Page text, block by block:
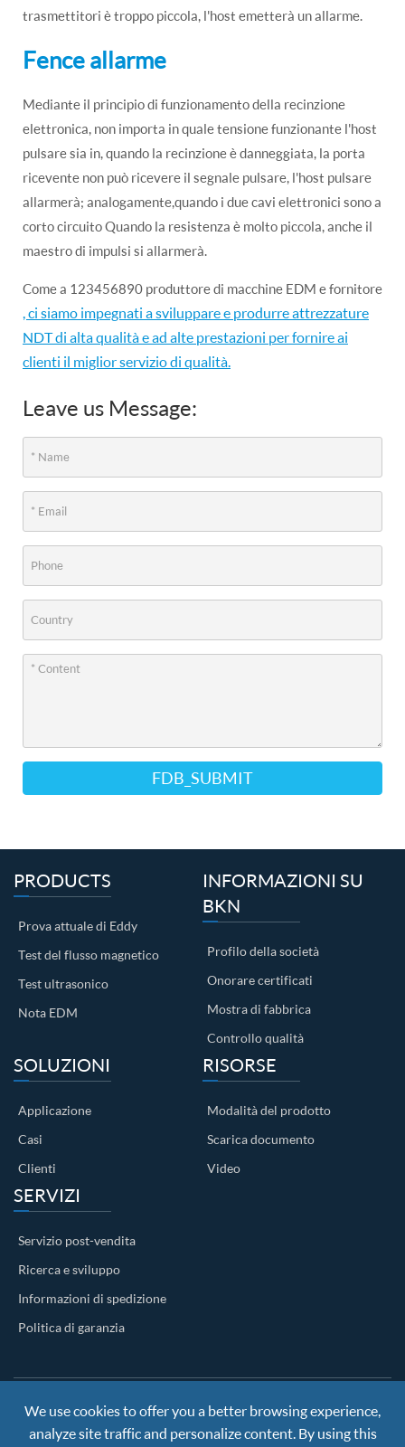
trasmettitori è troppo piccola, l'host emetterà un allarme.
Fence allarme
Mediante il principio di funzionamento della recinzione
elettronica, non importa in quale tensione funzionante l'host
pulsare sia in, quando la recinzione è danneggiata, la porta
ricevente non può ricevere il segnale pulsare, l'host pulsare
allarmerà; analogamente,quando i due cavi elettronici sono a
corto circuito Quando la resistenza è molto piccola, anche il
maestro di impulsi si allarmerà.
Come a 123456890 produttore di macchine EDM e fornitore
, ci siamo impegnati a sviluppare e produrre attrezzature
NDT di alta qualità e ad alte prestazioni per fornire ai
clienti il miglior servizio di qualità.
Leave us Message:
FDB_SUBMIT
PRODUCTS
Prova attuale di Eddy
Test del flusso magnetico
Test ultrasonico
Nota EDM
INFORMAZIONI SU
BKN
Profilo della società
Onorare certificati
Mostra di fabbrica
Controllo qualità
SOLUZIONI
Applicazione
Casi
Clienti
RISORSE
Modalità del prodotto
Scarica documento
Video
SERVIZI
Servizio post-vendita
Ricerca e sviluppo
Informazioni di spedizione
Politica di garanzia
Copyright ©Nanjing BKN Automation System Co.,LTD.All
Rights Reserved
We use cookies to offer you a better browsing experience,
analyze site traffic and personalize content. By using this